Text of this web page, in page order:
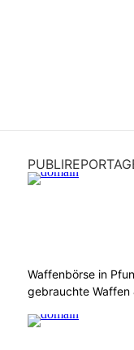
Waffenbörse in
gebrauchte Waffen